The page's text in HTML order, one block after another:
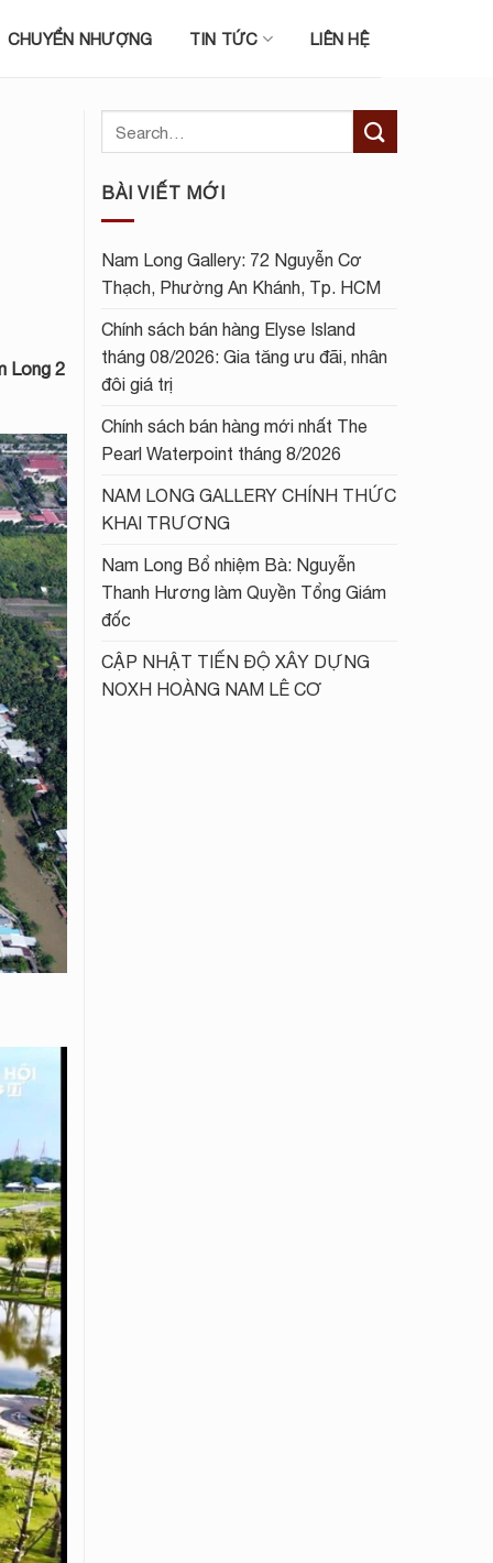
CHUYỂN NHƯỢNG TIN TỨC LIÊN HỆ
Long 2
BÀI VIẾT MỚI
Nam Long Gallery: 72 Nguyễn Cơ
Thạch, Phường An Khánh, Tp. HCM
Chính sách bán hàng Elyse Island
tháng 08/2026: Gia tăng ưu đãi, nhân
đôi giá trị
Chính sách bán hàng mới nhất The
Pearl Waterpoint tháng 8/2026
NAM LONG GALLERY CHÍNH THỨC
KHAI TRƯƠNG
Nam Long Bổ nhiệm Bà: Nguyễn
Thanh Hương làm Quyền Tổng Giám
đốc
CẬP NHẬT TIẾN ĐỘ XÂY DỰNG
NOXH HOÀNG NAM LÊ CƠ